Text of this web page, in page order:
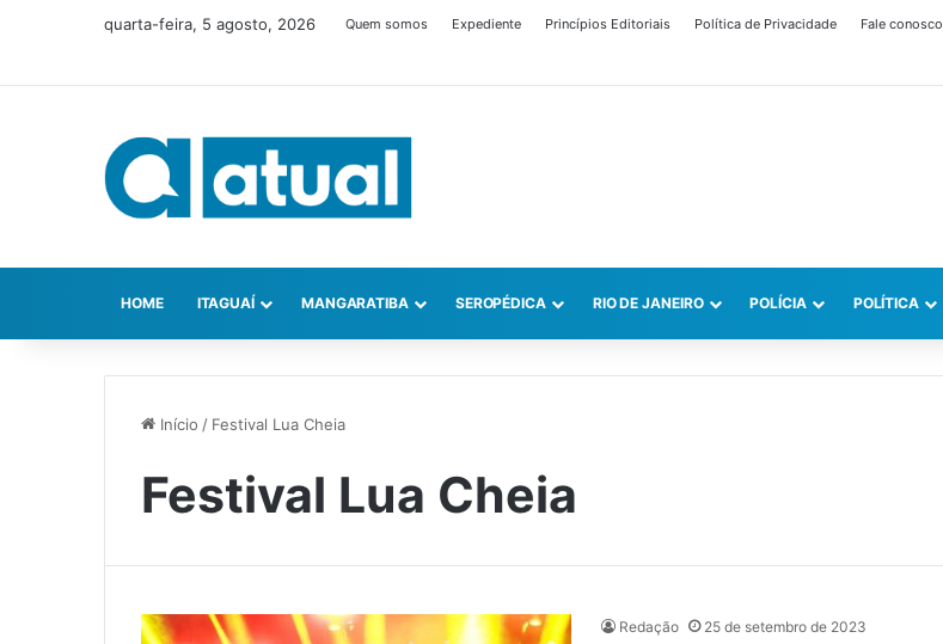
quarta-feira, 5 agosto, 2026 Quem somos Expediente Princípios Editoriais Política de Privacidade Fale conosco
HOME ITAGUAÍ MANGARATIBA SEROPÉDICA RIO DE JANEIRO POLÍCIA POLÍTICA
Início / Festival Lua Cheia
Festival Lua Cheia
Redação 25 de setembro de 2023